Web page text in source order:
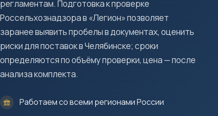
регламентам. Подготовка к проверке
Россельхознадзора в «Легион» позволяет
заранее выявить пробелы в документах, оценить
риски для поставок в Челябинске; сроки
определяются по объёму проверки, цена — после
анализа комплекта.
Работаем со всеми регионами России